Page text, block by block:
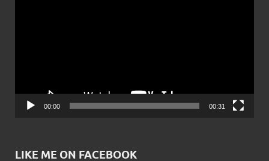
00:00 00:31
LIKE ME ON FACEBOOK